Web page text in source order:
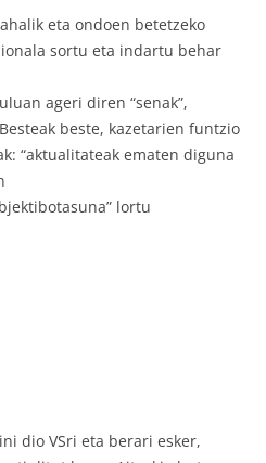
eta ondoen betetzeko
sortu eta indartu behar
ageri diren “senak”,
beste, kazetarien funtzio
“aktualitateak ematen diguna
lortu
dio VSri eta berari esker,